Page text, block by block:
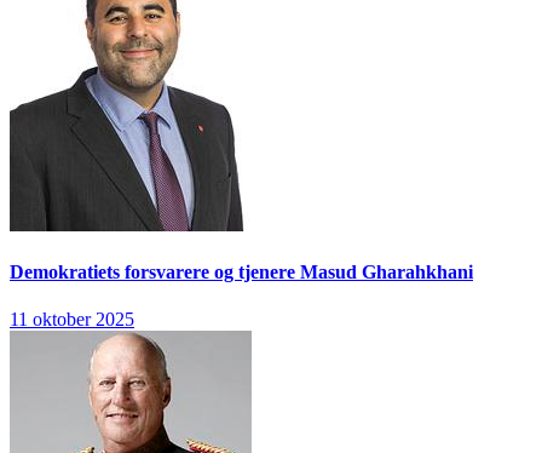
Demokratiets forsvarere og tjenere Masud Gharahkhani
11 oktober 2025